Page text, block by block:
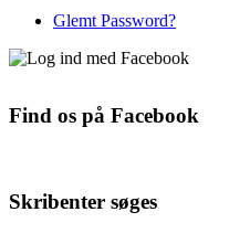
Glemt Password?
Find os på Facebook
Skribenter søges